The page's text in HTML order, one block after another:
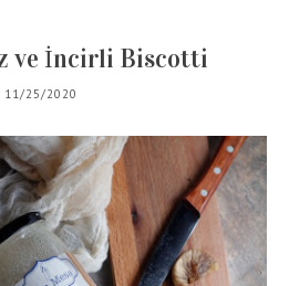
ve İncirli Biscotti
11/25/2020